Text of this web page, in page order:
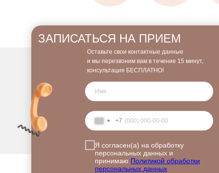
+7
Я согласен(а) на обработку
персональных данных и
принимаю Политикой обработки
персональных данных
ЗАПИСАТЬСЯ НА ПРИЕМ
Оставьте свои контактные данные
и мы перезвоним вам в течение 15 минут,
консультация БЕСПЛАТНО!